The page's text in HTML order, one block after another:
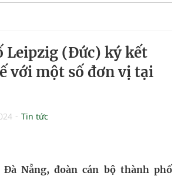
Leipzig (Đức) ký kết
với một số đơn vị tại
Tin tức
Nẵng, đoàn cán bộ thành phố